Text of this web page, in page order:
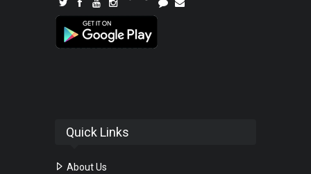
Quick Links
About Us